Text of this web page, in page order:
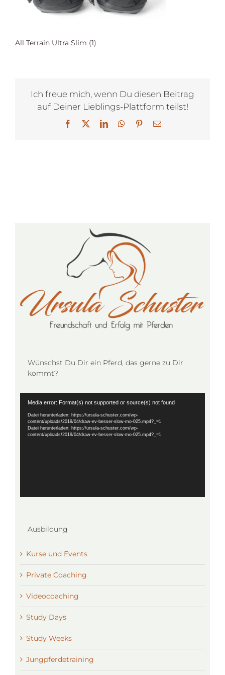
All Terrain Ultra Slim (1)
Ich freue mich, wenn Du diesen Beitrag
auf Deiner Lieblings-Plattform teilst!
Facebook LinkedInWhatsApp
Pinterest
E-
Wünschst Du Dir ein Pferd, das gerne zu Dir
kommt?
Media error: Format(s) not supported or source(s) not found
Datei herunterladen: https://ursula-schuster.com/wp-
content/uploads/2019/04/draw-ev-besser-slow-mo-025.mp4?_=1
Datei herunterladen: https://ursula-schuster.com/wp-
content/uploads/2019/04/draw-ev-besser-slow-mo-025.mp4?_=1
Ausbildung
Kurse und Events
Private Coaching
Videocoaching
Study Days
Study Weeks
Jungpferdetraining